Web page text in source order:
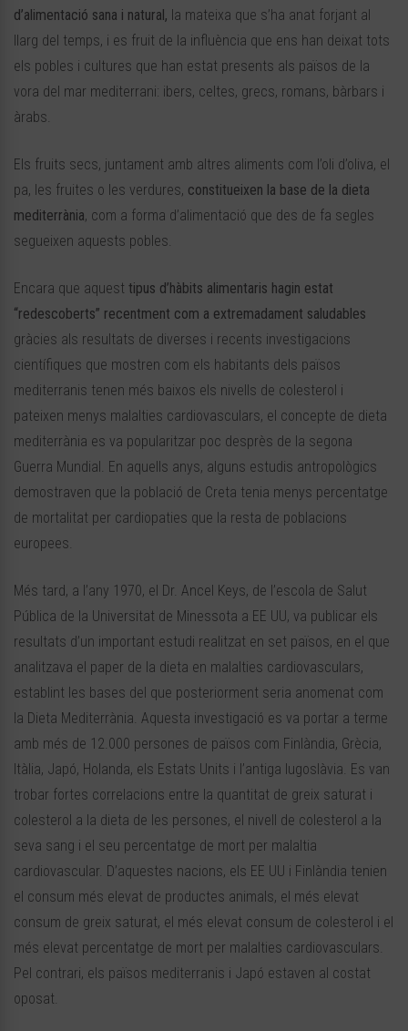
d’alimentació sana i natural, la mateixa que s’ha anat forjant al
llarg del temps, i es fruit de la influència que ens han deixat tots
els pobles i cultures que han estat presents als països de la
vora del mar mediterrani: ibers, celtes, grecs, romans, bàrbars i
àrabs.
Els fruits secs, juntament amb altres aliments com l’oli d’oliva, el
pa, les fruites o les verdures, constitueixen la base de la dieta
mediterrània, com a forma d’alimentació que des de fa segles
segueixen aquests pobles.
Encara que aquest tipus d’hàbits alimentaris hagin estat
“redescoberts” recentment com a extremadament saludables
gràcies als resultats de diverses i recents investigacions
científiques que mostren com els habitants dels països
mediterranis tenen més baixos els nivells de colesterol i
pateixen menys malalties cardiovasculars, el concepte de dieta
mediterrània es va popularitzar poc desprès de la segona
Guerra Mundial. En aquells anys, alguns estudis antropològics
demostraven que la població de Creta tenia menys percentatge
de mortalitat per cardiopaties que la resta de poblacions
europees.
Més tard, a l’any 1970, el Dr. Ancel Keys, de l’escola de Salut
Pública de la Universitat de Minessota a EE UU, va publicar els
resultats d’un important estudi realitzat en set països, en el que
analitzava el paper de la dieta en malalties cardiovasculars,
establint les bases del que posteriorment seria anomenat com
la Dieta Mediterrània. Aquesta investigació es va portar a terme
amb més de 12.000 persones de països com Finlàndia, Grècia,
Itàlia, Japó, Holanda, els Estats Units i l’antiga Iugoslàvia. Es van
trobar fortes correlacions entre la quantitat de greix saturat i
colesterol a la dieta de les persones, el nivell de colesterol a la
seva sang i el seu percentatge de mort per malaltia
cardiovascular. D’aquestes nacions, els EE UU i Finlàndia tenien
el consum més elevat de productes animals, el més elevat
consum de greix saturat, el més elevat consum de colesterol i el
més elevat percentatge de mort per malalties cardiovasculars.
Pel contrari, els països mediterranis i Japó estaven al costat
oposat.